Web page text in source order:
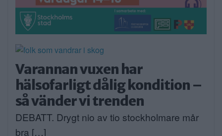
Varannan vuxen har
hälsofarligt dålig kondition –
så vänder vi trenden
DEBATT. Drygt nio av tio stockholmare mår
bra […]